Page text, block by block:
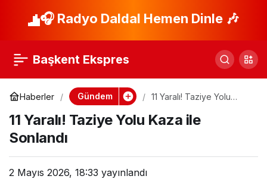
🎧 Radyo Daldal Hemen Dinle 🎶
Başkent Ekspres
Haberler Gündem
11 Yaralı! Taziye Yolu
11 Yaralı! Taziye Yolu Kaza ile
Sonlandı
2 Mayıs 2026, 18:33 yayınlandı
Bakan Fidan,
Toplantısında
Paylaş